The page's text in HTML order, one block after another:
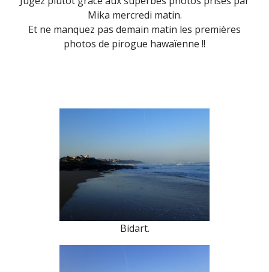
Mika mercredi matin.
Et ne manquez pas demain matin les premières
photos de pirogue hawaïenne !!
Bidart.